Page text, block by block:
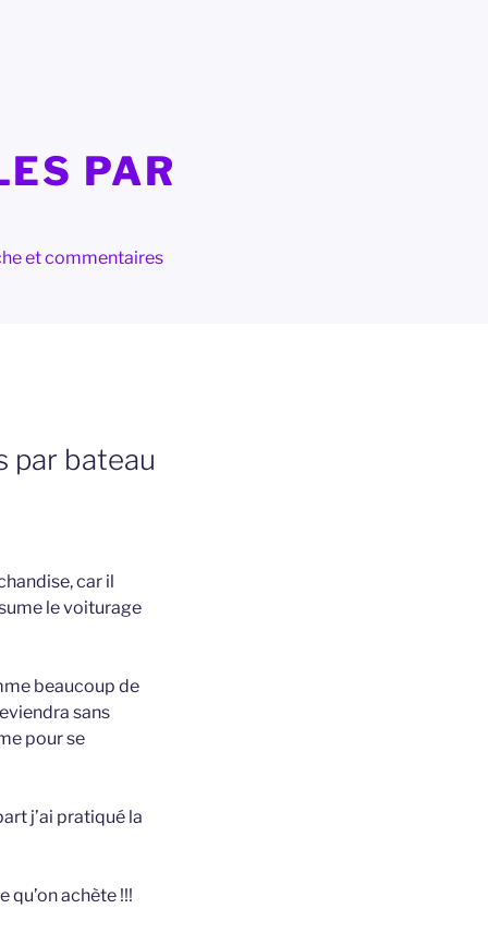
PAR
et commentaires
par bateau
car il
le voiturage
beaucoup de
sans
pour se
j’ai pratiqué la
qu’on achète !!!